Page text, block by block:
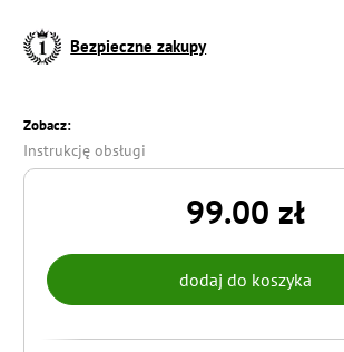
Bezpieczne zakupy
Zobacz:
Instrukcję obsługi
99.00 zł